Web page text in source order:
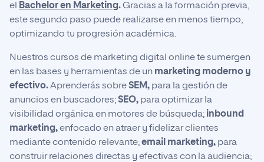
el
Bachelor en Marketing.Gracias a la formación previa,
este segundo paso puede realizarse en menos tiempo,
optimizando tu progresión académica.
Nuestros cursos de marketing digital online te sumergen
en las bases y herramientas de un marketing moderno y
efectivo.Aprenderás sobreSEM, para la gestión de
anuncios en buscadores;SEO, para optimizar la
visibilidad orgánica en motores de búsqueda; inbound
marketing,enfocado en atraer y fidelizar clientes
mediante contenido relevante;email marketing, para
construir relaciones directas y efectivas con la audiencia;